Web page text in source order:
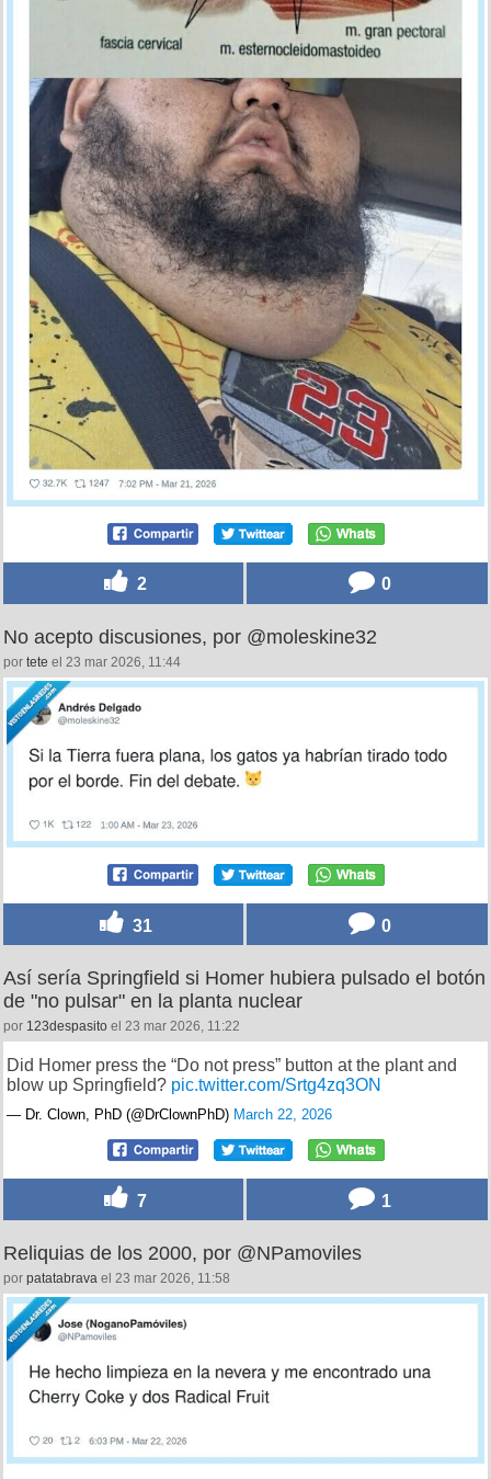
2 0
No acepto discusiones, por @moleskine32
por tete el 23 mar 2026, 11:44
31 0
Así sería Springfield si Homer hubiera pulsado el botón
de "no pulsar" en la planta nuclear
por 123despasito el 23 mar 2026, 11:22
Did Homer press the “Do not press” button at the plant and
blow up Springfield? pic.twitter.com/Srtg4zq3ON
— Dr. Clown, PhD (@DrClownPhD) March 22, 2026
7 1
Reliquias de los 2000, por @NPamoviles
por patatabrava el 23 mar 2026, 11:58